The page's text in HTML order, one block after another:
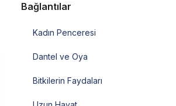
Bağlantılar
Kadın Penceresi
Dantel ve Oya
Bitkilerin Faydaları